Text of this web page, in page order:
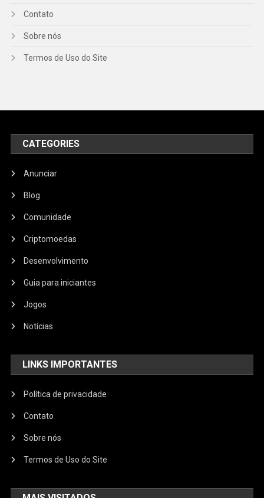
Contato
Sobre nós
Termos de Uso do Site
CATEGORIES
Anunciar
Blog
Comunidade
Criptomoedas
Desenvolvimento
Guia para iniciantes
Jogos
Notícias
LINKS IMPORTANTES
Política de privacidade
Contato
Sobre nós
Termos de Uso do Site